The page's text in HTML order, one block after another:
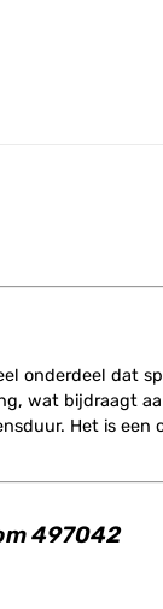
onderdeel dat
wat bijdraagt
Het is
497042